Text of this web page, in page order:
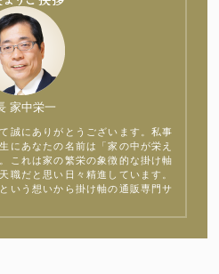
家中栄一
誠にありがとうございます。私事
にあなたの名前は「家の中が栄え
これは家の繁栄の象徴的な掛け軸
職だと思い日々精進しています。
いう想いから掛け軸の通販専門サ